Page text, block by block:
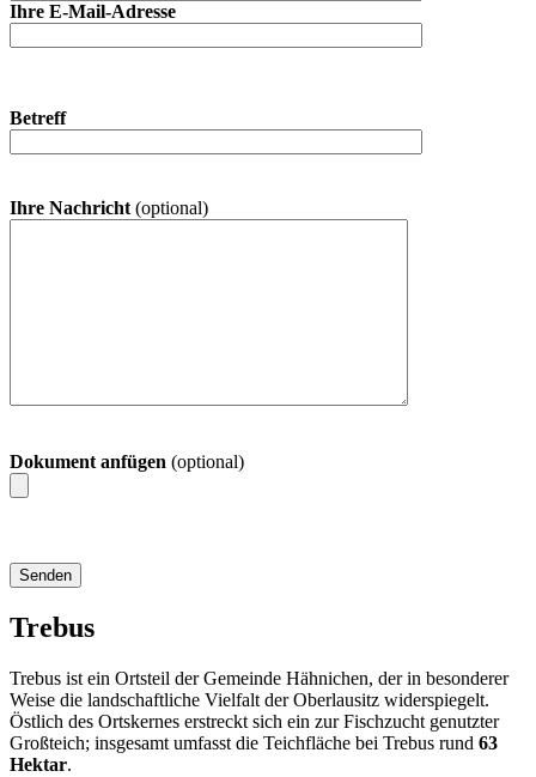
Ihre E-Mail-Adresse
Betreff
Ihre Nachricht (optional)
Dokument anfügen (optional)
Trebus
Trebus ist ein Ortsteil der Gemeinde Hähnichen, der in besonderer
Weise die landschaftliche Vielfalt der Oberlausitz widerspiegelt.
Östlich des Ortskernes erstreckt sich ein zur Fischzucht genutzter
Großteich; insgesamt umfasst die Teichfläche bei Trebus rund 63
Hektar.